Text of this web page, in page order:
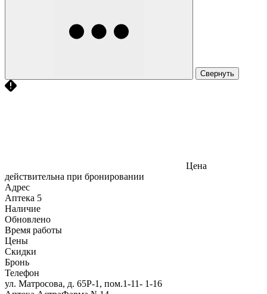
Свернуть
Цена
действительна при бронировании
Адрес
Аптека 5
Наличие
Обновлено
Время работы
Цены
Скидки
Бронь
Телефон
ул. Матросова, д. 65Р-1, пом.1-11- 1-16